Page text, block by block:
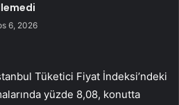
6, 2026
Tüketici Fiyat İndeksi’ndeki
yüzde 8,08, konutta